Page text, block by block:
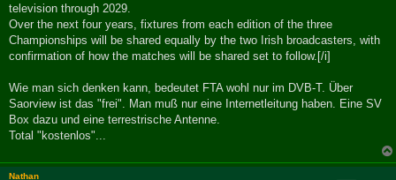
television through 2029.
Over the next four years, fixtures from each edition of the three
Championships will be shared equally by the two Irish broadcasters, with
confirmation of how the matches will be shared set to follow.[/i]
Wie man sich denken kann, bedeutet FTA wohl nur im DVB-T. Über
Saorview ist das "frei". Man muß nur eine Internetleitung haben. Eine SV
Box dazu und eine terrestrische Antenne.
Total "kostenlos"...
Nathan